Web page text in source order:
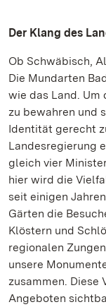
Der Klang des
Ob Schwäbisch,
Die Mundarten
wie das Land.
zu bewahren und
Identität gerecht
Landesregierung
gleich vier
hier wird die
seit einigen
Gärten die
Klöstern und
regionalen
unsere
zusammen. Diese
Angeboten